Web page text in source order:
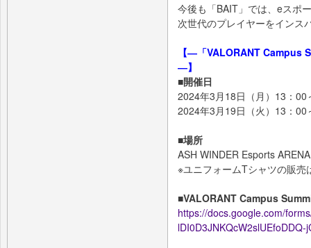
今後も「BAIT」では、eスポ
次世代のプレイヤーをインス
【―「VALORANT Campus
―】
■開催日
2024年3月18日（月）13：
2024年3月19日（火）13：
■場所
ASH WINDER Esports
※ユニフォームTシャツの販売
■VALORANT Campus
https://docs.google.com/